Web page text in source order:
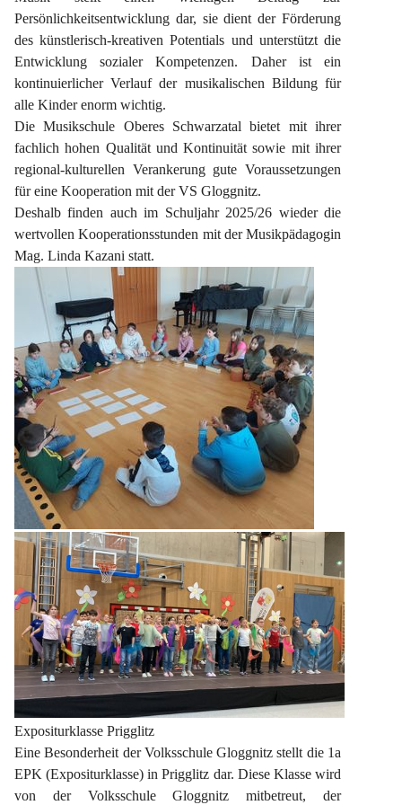
Persönlichkeitsentwicklung dar, sie dient der Förderung
des künstlerisch-kreativen Potentials und unterstützt die
Entwicklung sozialer Kompetenzen. Daher ist ein
kontinuierlicher Verlauf der musikalischen Bildung für
alle Kinder enorm wichtig.
Die Musikschule Oberes Schwarzatal bietet mit ihrer
fachlich hohen Qualität und Kontinuität sowie mit ihrer
regional-kulturellen Verankerung gute Voraussetzungen
für eine Kooperation mit der VS Gloggnitz.
Deshalb finden auch im Schuljahr 2025/26 wieder die
wertvollen Kooperationsstunden mit der Musikpädagogin
Mag. Linda Kazani statt.
Expositurklasse Prigglitz
Eine Besonderheit der Volksschule Gloggnitz stellt die 1a
EPK (Expositurklasse) in Prigglitz dar. Diese Klasse wird
von der Volksschule Gloggnitz mitbetreut, der